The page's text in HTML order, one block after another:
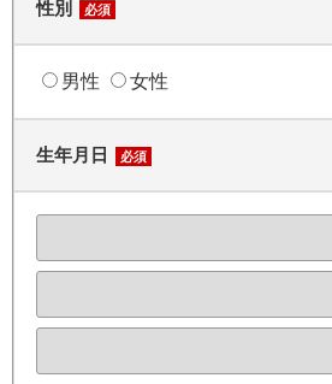
性別 必須
男性 女性
生年月日 必須